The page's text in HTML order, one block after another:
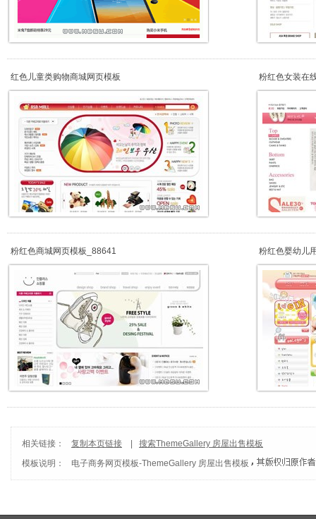
红色儿童类购物商城网页模板 粉红色女装在
粉红色商城网页模板_88641 粉红色婴幼儿
相关链接： 复制本页链接
搜索ThemeGallery 房屋出售模板
模板说明：
电子商务网页模板-ThemeGallery 房屋出售模板